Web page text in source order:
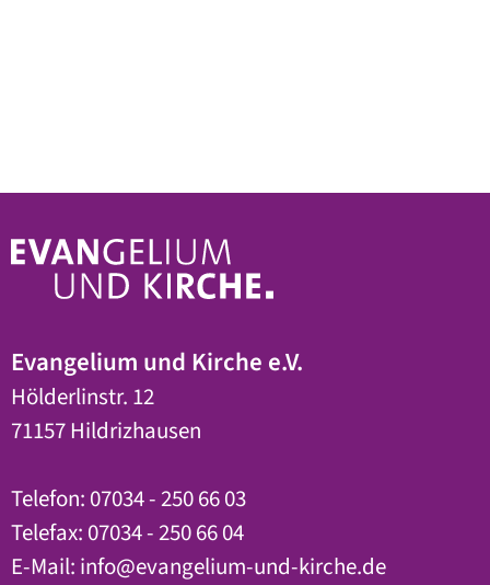
Evangelium und Kirche e.V.
Hölderlinstr. 12
71157 Hildrizhausen
Telefon: 07034 - 250 66 03
Telefax: 07034 - 250 66 04
E-Mail: info@evangelium-und-kirche.de